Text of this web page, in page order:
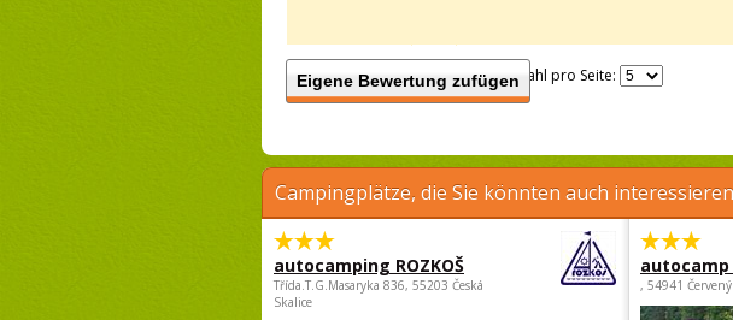
Eigene Bewertung zufügenAnzahl pro Seite:
Campingplätze, die Sie könnten auch interessieren
autocamping ROZKOŠ
Třída.T.G.Masaryka 836, 55203 Česká
Skalice
autocamp
, 54941 Červený